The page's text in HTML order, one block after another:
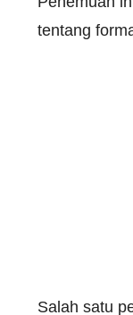
tentang
Salah satu